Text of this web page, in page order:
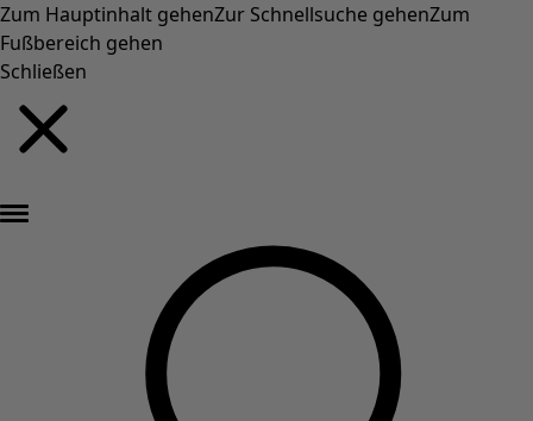
Zum Hauptinhalt gehenZur Schnellsuche gehenZum
Fußbereich gehen
Schließen